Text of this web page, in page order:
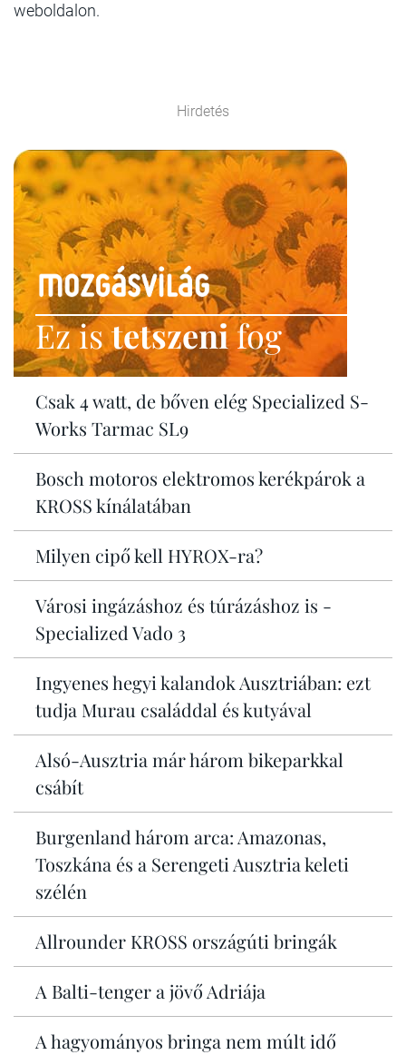
weboldalon.
Hirdetés
Ez istetszenifog
Csak 4 watt, de bőven elég Specialized S-
Works Tarmac SL9
Bosch motoros elektromos kerékpárok a
KROSS kínálatában
Milyen cipő kell HYROX-ra?
Városi ingázáshoz és túrázáshoz is -
Specialized Vado 3
Ingyenes hegyi kalandok Ausztriában: ezt
tudja Murau családdal és kutyával
Alsó-Ausztria már három bikeparkkal
csábít
Burgenland három arca: Amazonas,
Toszkána és a Serengeti Ausztria keleti
szélén
Allrounder KROSS országúti bringák
A Balti-tenger a jövő Adriája
A hagyományos bringa nem múlt idő